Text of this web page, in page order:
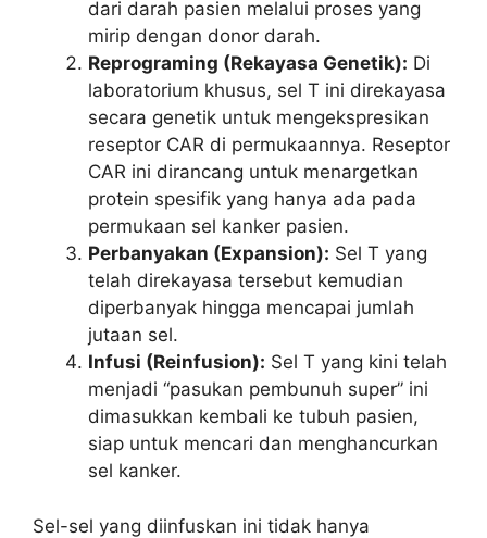
dari darah pasien melalui proses yang
mirip dengan donor darah.
Reprograming (Rekayasa Genetik): Di
laboratorium khusus, sel T ini direkayasa
secara genetik untuk mengekspresikan
reseptor CAR di permukaannya. Reseptor
CAR ini dirancang untuk menargetkan
protein spesifik yang hanya ada pada
permukaan sel kanker pasien.
Perbanyakan (Expansion): Sel T yang
telah direkayasa tersebut kemudian
diperbanyak hingga mencapai jumlah
jutaan sel.
Infusi (Reinfusion): Sel T yang kini telah
menjadi “pasukan pembunuh super” ini
dimasukkan kembali ke tubuh pasien,
siap untuk mencari dan menghancurkan
sel kanker.
Sel-sel yang diinfuskan ini tidak hanya